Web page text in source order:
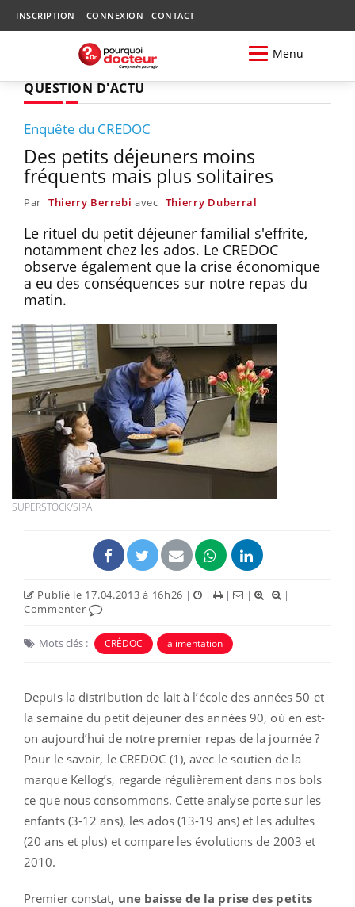
INSCRIPTION CONNEXION CONTACT
Menu
QUESTION D'ACTU
Enquête du CREDOC
Des petits déjeuners moins
fréquents mais plus solitaires
Par Thierry Berrebi avec Thierry Duberral
Le rituel du petit déjeuner familial s'effrite,
notamment chez les ados. Le CREDOC
observe également que la crise économique
a eu des conséquences sur notre repas du
matin.
SUPERSTOCK/SIPA
Publié le 17.04.2013 à 16h26 | | | |
|
Commenter
Mots clés : CRÉDOC alimentation
Depuis la distribution de lait à l’école des années 50 et
la semaine du petit déjeuner des années 90, où en est-
on aujourd’hui de notre premier repas de la journée ?
Pour le savoir, le CREDOC (1), avec le soutien de la
marque Kellog’s, regarde régulièrement dans nos bols
ce que nous consommons. Cette analyse porte sur les
enfants (3-12 ans), les ados (13-19 ans) et les adultes
(20 ans et plus) et compare les évolutions de 2003 et
2010.
Premier constat, une baisse de la prise des petits